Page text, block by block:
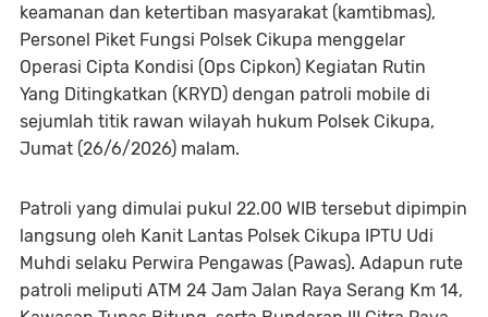
keamanan dan ketertiban masyarakat (kamtibmas),
Personel Piket Fungsi Polsek Cikupa menggelar
Operasi Cipta Kondisi (Ops Cipkon) Kegiatan Rutin
Yang Ditingkatkan (KRYD) dengan patroli mobile di
sejumlah titik rawan wilayah hukum Polsek Cikupa,
Jumat (26/6/2026) malam.
Patroli yang dimulai pukul 22.00 WIB tersebut dipimpin
langsung oleh Kanit Lantas Polsek Cikupa IPTU Udi
Muhdi selaku Perwira Pengawas (Pawas). Adapun rute
patroli meliputi ATM 24 Jam Jalan Raya Serang Km 14,